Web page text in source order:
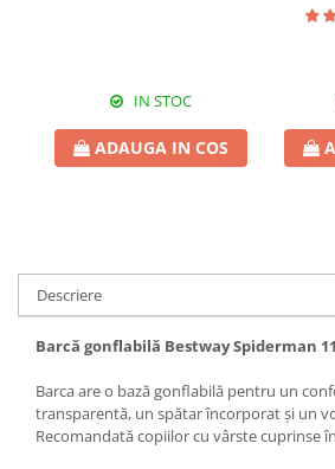
IN STOC
ADAUGA IN COS
Descriere
Barcă gonflabilă Bestway Spiderman
Barca are o bază gonflabilă pentru un
transparentă, un spătar încorporat și un
Recomandată copiilor cu vârste cuprinse